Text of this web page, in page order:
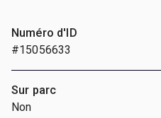
Numéro d'ID
#15056633
Sur parc
Non